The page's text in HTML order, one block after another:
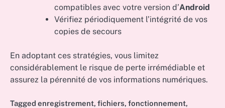
compatibles avec votre version d’Android
Vérifiez périodiquement l’intégrité de vos
copies de secours
En adoptant ces stratégies, vous limitez
considérablement le risque de perte irrémédiable et
assurez la pérennité de vos informations numériques.
Tagged enregistrement, fichiers, fonctionnement,